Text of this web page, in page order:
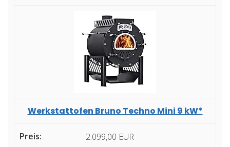
Werkstattofen Bruno Techno Mini 9 kW*
2.099,00 EUR